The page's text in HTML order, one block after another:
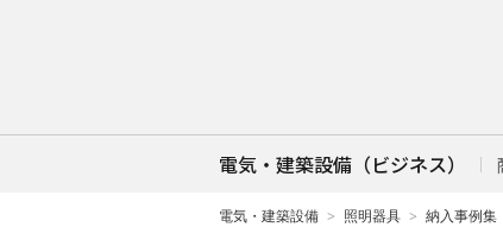
電気・建築設備（ビジネス）
電気・建築設備 照明器具 納入事例集